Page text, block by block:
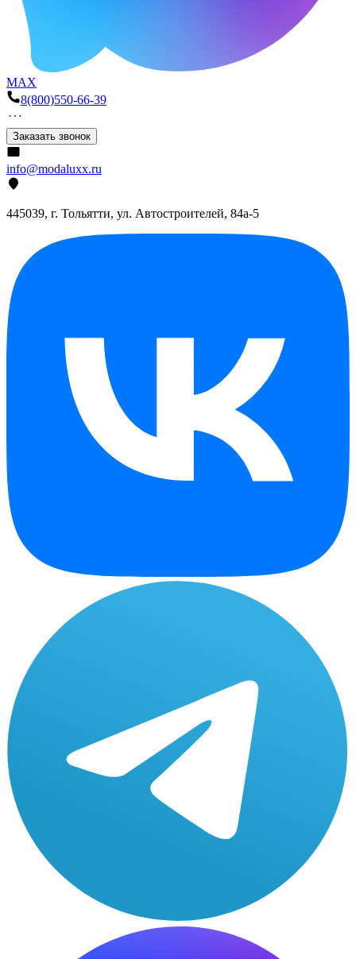
MAX
8(800)550-66-39
Заказать звонок
info@modaluxx.ru
445039, г. Тольятти, ул. Автостроителей, 84а-5